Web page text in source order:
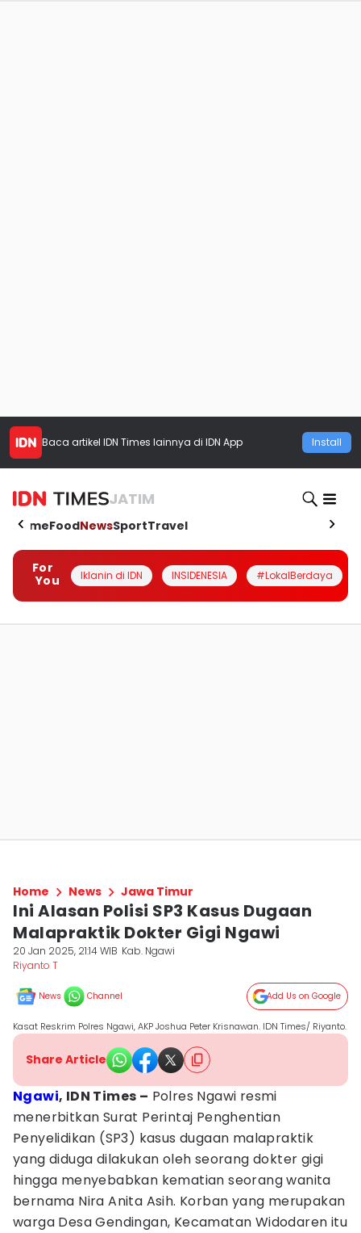
Baca artikel IDN Times lainnya di IDN App Install
JATIM
HomeFoodNewsSportTravel
For
You
Iklanin di IDN INSIDENESIA #LokalBerdaya
Home News Jawa Timur
Ini Alasan Polisi SP3 Kasus Dugaan
Malapraktik Dokter Gigi Ngawi
20 Jan 2025, 21:14 WIB Kab. Ngawi
Riyanto T
News Channel Add Us on Google
Kasat Reskrim Polres Ngawi, AKP Joshua Peter Krisnawan. IDN Times/ Riyanto.
Share Article
Ngawi, IDN Times – Polres Ngawi resmi
menerbitkan Surat Perintaj Penghentian
Penyelidikan (SP3) kasus dugaan malapraktik
yang diduga dilakukan oleh seorang dokter gigi
hingga menyebabkan kematian seorang wanita
bernama Nira Anita Asih. Korban yang merupakan
warga Desa Gendingan, Kecamatan Widodaren itu